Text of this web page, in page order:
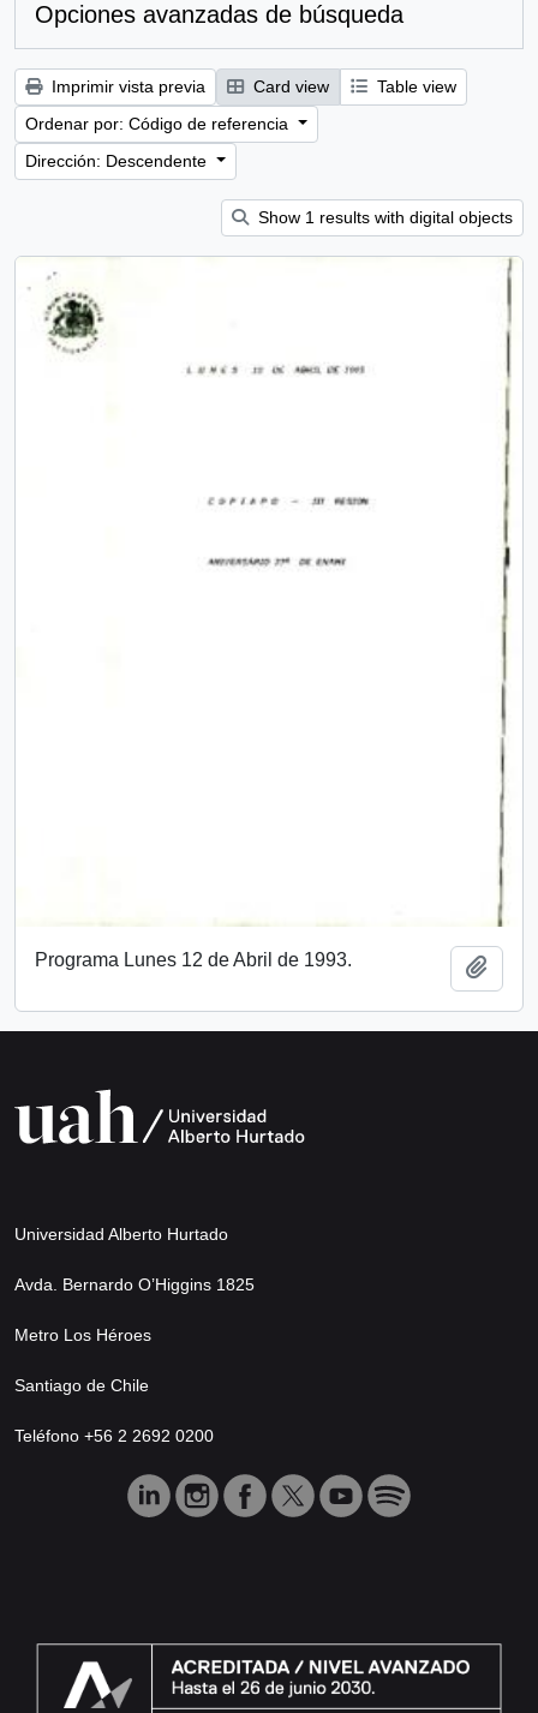
Opciones avanzadas de búsqueda
Imprimir vista previa Card view
Table view
Ordenar por: Código de referencia
Dirección: Descendente
Show 1 results with digital objects
Programa Lunes 12 de Abril de 1993.
Universidad Alberto Hurtado
Avda. Bernardo O’Higgins 1825
Metro Los Héroes
Santiago de Chile
Teléfono +56 2 2692 0200